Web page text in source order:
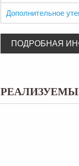
Дополнительное
ПОДРОБНАЯ